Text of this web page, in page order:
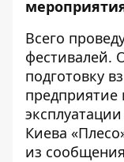
Всего
фестивалей.
подготовку
Киева
из